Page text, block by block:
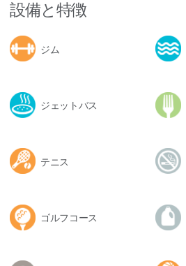
設備と特徴
ジム
ジェットバス
テニス
ゴルフコース